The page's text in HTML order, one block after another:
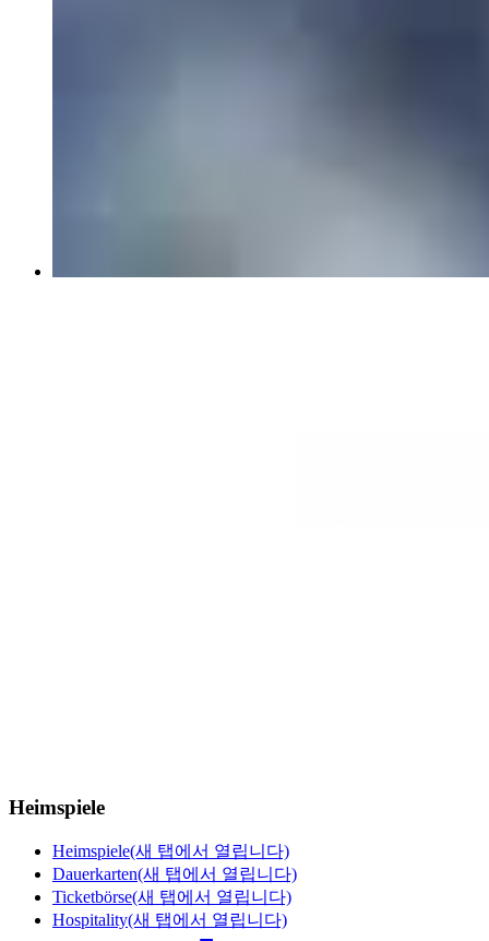
Heimspiele
Heimspiele(새 탭에서 열립니다)
Dauerkarten(새 탭에서 열립니다)
Ticketbörse(새 탭에서 열립니다)
Hospitality(새 탭에서 열립니다)